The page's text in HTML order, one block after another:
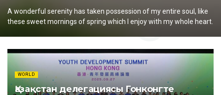
A wonderful serenity has taken possession of my entire soul, like
these sweet mornings of spring which I enjoy with my whole heart.
WORLD
Қазақстан делегациясы Гонконгте